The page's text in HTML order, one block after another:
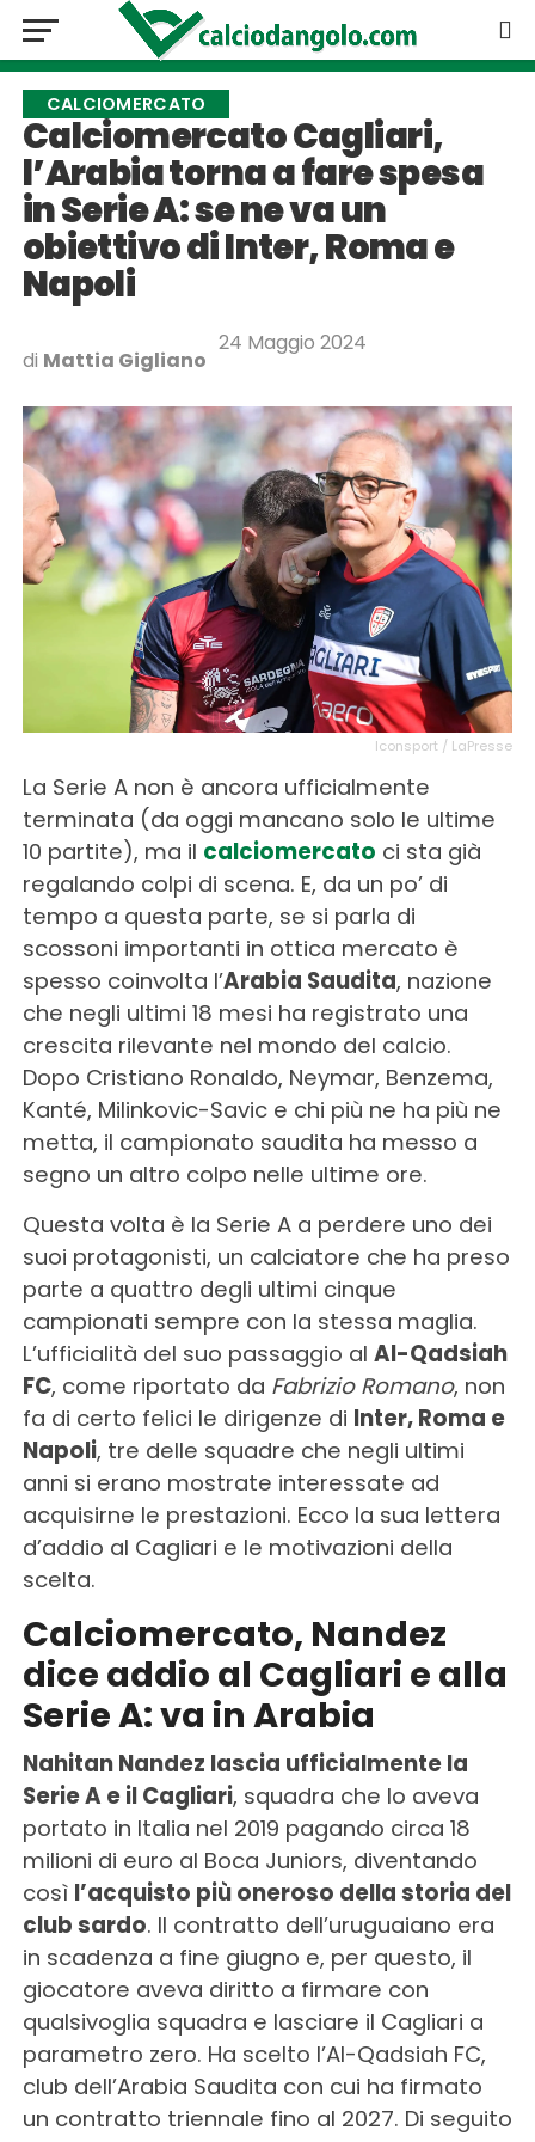
CALCIOMERCATO
Calciomercato Cagliari,
l’Arabia torna a fare spesa
in Serie A: se ne va un
obiettivo di Inter, Roma e
Napoli
di Mattia Gigliano
24 Maggio 2024
Iconsport / LaPresse
La Serie A non è ancora ufficialmente
terminata (da oggi mancano solo le ultime
10 partite), ma il calciomercato ci sta già
regalando colpi di scena. E, da un po’ di
tempo a questa parte, se si parla di
scossoni importanti in ottica mercato è
spesso coinvolta l’Arabia Saudita, nazione
che negli ultimi 18 mesi ha registrato una
crescita rilevante nel mondo del calcio.
Dopo Cristiano Ronaldo, Neymar, Benzema,
Kanté, Milinkovic-Savic e chi più ne ha più ne
metta, il campionato saudita ha messo a
segno un altro colpo nelle ultime ore.
Questa volta è la Serie A a perdere uno dei
suoi protagonisti, un calciatore che ha preso
parte a quattro degli ultimi cinque
campionati sempre con la stessa maglia.
L’ufficialità del suo passaggio al Al-Qadsiah
FC, come riportato da Fabrizio Romano, non
fa di certo felici le dirigenze di Inter, Roma e
Napoli, tre delle squadre che negli ultimi
anni si erano mostrate interessate ad
acquisirne le prestazioni. Ecco la sua lettera
d’addio al Cagliari e le motivazioni della
scelta.
Calciomercato, Nandez
dice addio al Cagliari e alla
Serie A: va in Arabia
Nahitan Nandez lascia ufficialmente la
Serie A e il Cagliari, squadra che lo aveva
portato in Italia nel 2019 pagando circa 18
milioni di euro al Boca Juniors, diventando
così l’acquisto più oneroso della storia del
club sardo. Il contratto dell’uruguaiano era
in scadenza a fine giugno e, per questo, il
giocatore aveva diritto a firmare con
qualsivoglia squadra e lasciare il Cagliari a
parametro zero. Ha scelto l’Al-Qadsiah FC,
club dell’Arabia Saudita con cui ha firmato
un contratto triennale fino al 2027. Di seguito